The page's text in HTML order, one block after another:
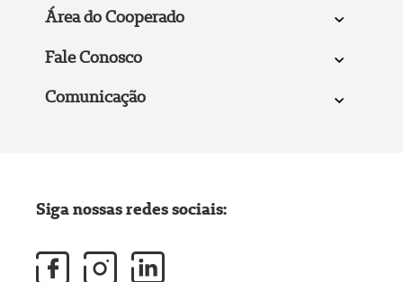
Área do Cooperado
Fale Conosco
Comunicação
Siga nossas redes sociais: